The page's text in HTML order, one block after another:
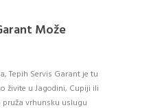
Može
Tepih Servis Garant je tu
živite u Jagodini, Cupiji ili
vrhunsku uslugu